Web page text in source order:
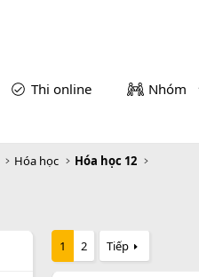
Thi online Nhóm
Hóa học Hóa học 12
1 2 Tiếp